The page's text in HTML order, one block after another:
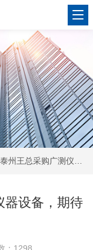
购广测仪器设备，期待携手共赢！
器设备，期待